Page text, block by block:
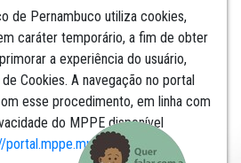
de Pernambuco utiliza cookies,
caráter temporário, a fim de obter
a experiência do usuário,
Cookies. A navegação no portal
esse procedimento, em linha com
do MPPE disponível
portal.mppe.mp.br/lgpd.​​​​​​​